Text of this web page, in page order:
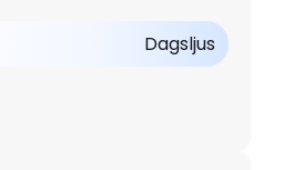
Dagsljus